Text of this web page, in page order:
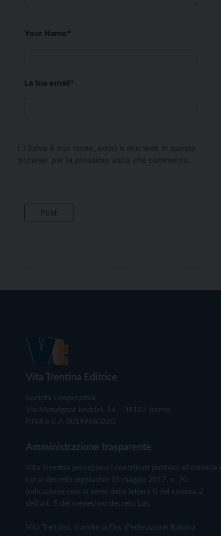
Your Name*
La tua email*
Salva il mio nome, email e sito web in questo
browser per la prossima volta che commento.
Vita Trentina Editrice
Società Cooperativa
Via Monsignor Endrici, 14 – 38122 Trento
P.IVA e C.F. 00199960220
Amministrazione trasparente
Vita Trentina percepisce i contributi pubblici all'editoria
cui al decreto legislativo 15 maggio 2017, n. 70.
Indicazione resa ai sensi della lettera f) del comma 2
dell'art. 5 del medesimo decreto Lgs.
Vita Trentina, tramite la Fisc (Federazione Italiana